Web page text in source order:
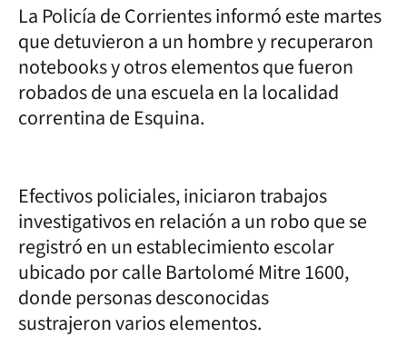
La Policía de Corrientes informó este martes
que detuvieron a un hombre y recuperaron
notebooks y otros elementos que fueron
robados de una escuela en la localidad
correntina de Esquina.
Efectivos policiales, iniciaron trabajos
investigativos en relación a un robo que se
registró en un establecimiento escolar
ubicado por calle Bartolomé Mitre 1600,
donde personas desconocidas
sustrajeron varios elementos.